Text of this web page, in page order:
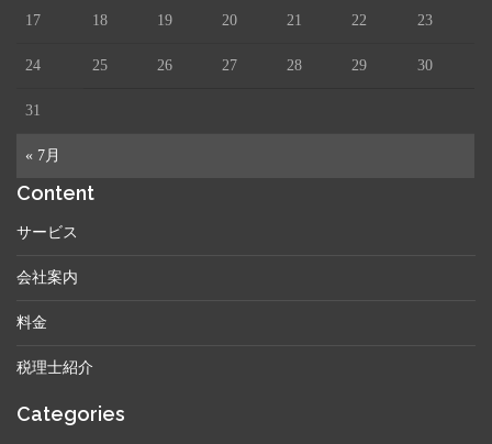
« 7月
17 18 19 20 21 22 23
24 25 26 27 28 29 30
31
Content
サービス
会社案内
料金
税理士紹介
Categories